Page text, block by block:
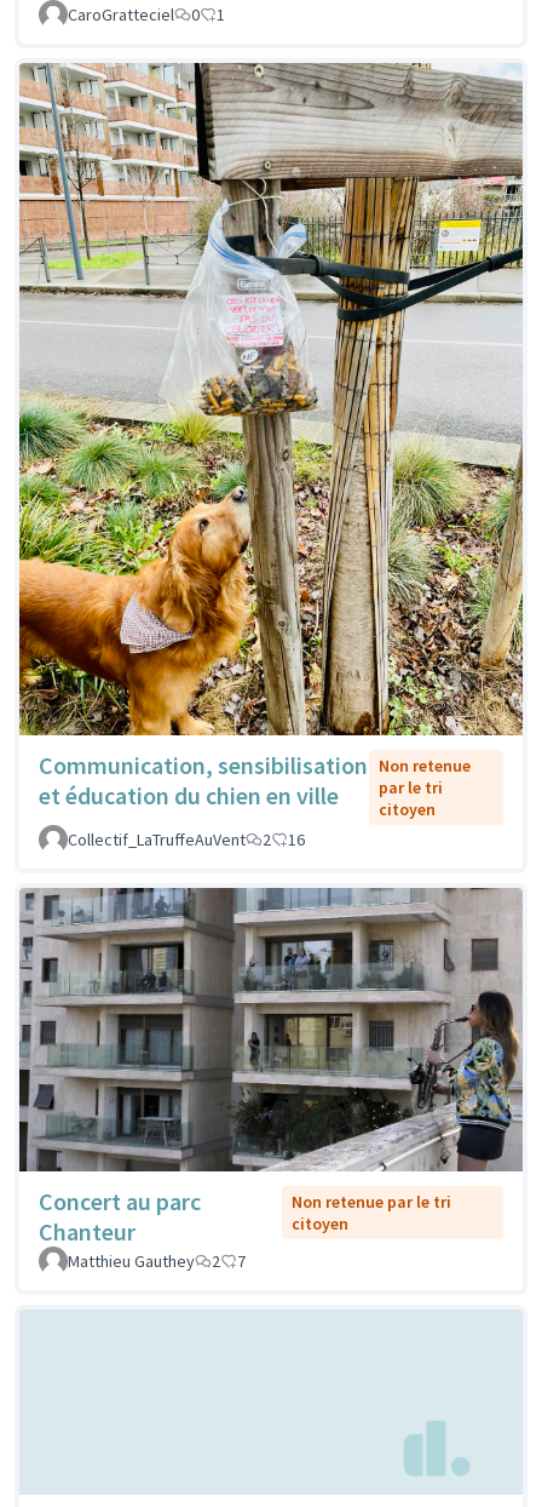
CaroGratteciel
0 1
Communication, sensibilisation
et éducation du chien en ville
Non retenue
par le tri
citoyen
Collectif_LaTruffeAuVent
2 16
Concert au parc
Chanteur
Non retenue par le tri
citoyen
Matthieu Gauthey
2 7